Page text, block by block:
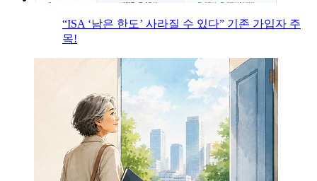
“ISA ‘남은 한도’ 사라질 수 있다” 기존 가입자 주
목!